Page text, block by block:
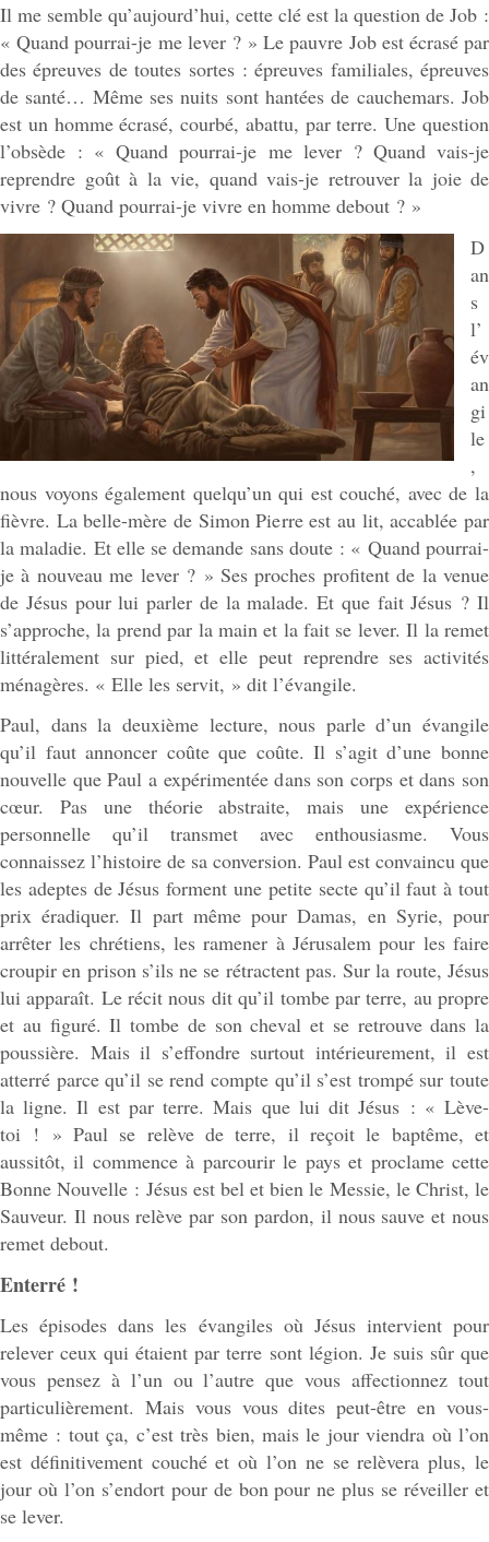
Il me semble qu’aujourd’hui, cette clé est la question de Job :
« Quand pourrai-je me lever ? » Le pauvre Job est écrasé par
des épreuves de toutes sortes : épreuves familiales, épreuves
de santé… Même ses nuits sont hantées de cauchemars. Job
est un homme écrasé, courbé, abattu, par terre. Une question
l’obsède : « Quand pourrai-je me lever ? Quand vais-je
reprendre goût à la vie, quand vais-je retrouver la joie de
vivre ? Quand pourrai-je vivre en homme debout ? »
D
an
s
l’
év
an
gi
le
,
nous voyons également quelqu’un qui est couché, avec de la
fièvre. La belle-mère de Simon Pierre est au lit, accablée par
la maladie. Et elle se demande sans doute : « Quand pourrai-
je à nouveau me lever ? » Ses proches profitent de la venue
de Jésus pour lui parler de la malade. Et que fait Jésus ? Il
s’approche, la prend par la main et la fait se lever. Il la remet
littéralement sur pied, et elle peut reprendre ses activités
ménagères. « Elle les servit, » dit l’évangile.
Paul, dans la deuxième lecture, nous parle d’un évangile
qu’il faut annoncer coûte que coûte. Il s’agit d’une bonne
nouvelle que Paul a expérimentée dans son corps et dans son
cœur. Pas une théorie abstraite, mais une expérience
personnelle qu’il transmet avec enthousiasme. Vous
connaissez l’histoire de sa conversion. Paul est convaincu que
les adeptes de Jésus forment une petite secte qu’il faut à tout
prix éradiquer. Il part même pour Damas, en Syrie, pour
arrêter les chrétiens, les ramener à Jérusalem pour les faire
croupir en prison s’ils ne se rétractent pas. Sur la route, Jésus
lui apparaît. Le récit nous dit qu’il tombe par terre, au propre
et au figuré. Il tombe de son cheval et se retrouve dans la
poussière. Mais il s’effondre surtout intérieurement, il est
atterré parce qu’il se rend compte qu’il s’est trompé sur toute
la ligne. Il est par terre. Mais que lui dit Jésus : « Lève-
toi ! » Paul se relève de terre, il reçoit le baptême, et
aussitôt, il commence à parcourir le pays et proclame cette
Bonne Nouvelle : Jésus est bel et bien le Messie, le Christ, le
Sauveur. Il nous relève par son pardon, il nous sauve et nous
remet debout.
Enterré !
Les épisodes dans les évangiles où Jésus intervient pour
relever ceux qui étaient par terre sont légion. Je suis sûr que
vous pensez à l’un ou l’autre que vous affectionnez tout
particulièrement. Mais vous vous dites peut-être en vous-
même : tout ça, c’est très bien, mais le jour viendra où l’on
est définitivement couché et où l’on ne se relèvera plus, le
jour où l’on s’endort pour de bon pour ne plus se réveiller et
se lever.